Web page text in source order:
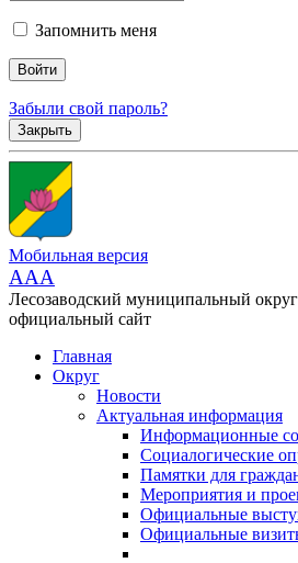
Запомнить меня
Забыли свой пароль?
Закрыть
Мобильная версия
AAA
Лесозаводский муниципальный округ
официальный сайт
Главная
Округ
Новости
Актуальная информация
Информационные
Социалогические
Памятки для
Мероприятия и
Официальные
Официальные